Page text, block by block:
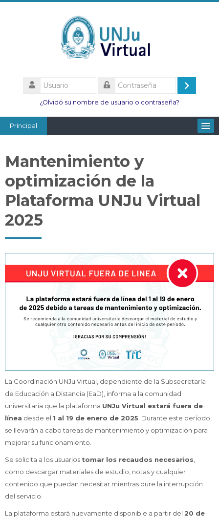
Usuario
Contraseña
Acceder
¿Olvidó su nombre de usuario o contraseña?
Principal
Escuelas
Esc. Minas
Institutos
Docentes
Mantenimiento y
optimización de la
Plataforma UNJu Virtual
2025
La Coordinación UNJu Virtual, dependiente de la Subsecretaría
de Educación a Distancia (EaD), informa a la comunidad
universitaria que la plataforma UNJu Virtual estará fuera de
línea desde el 1 al 19 de enero de 2025 . Durante este período,
se llevarán a cabo tareas de mantenimiento y optimización para
mejorar su funcionamiento.
Se solicita a los usuarios tomar los recaudos necesarios
como descargar materiales de estudio, notas y cualquier
contenido que puedan necesitar mientras dure la interrupción
del servicio.
La plataforma estará nuevamente disponible a partir del 20 de